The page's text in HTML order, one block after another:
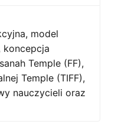
model
koncepcja
Temple (FF),
Temple (TIFF),
nauczycieli oraz